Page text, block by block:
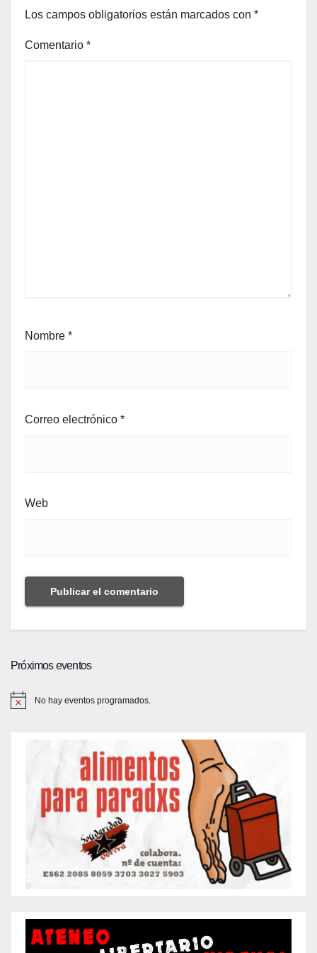
Los campos obligatorios están marcados con *
Comentario *
Nombre *
Correo electrónico *
Web
Próximos eventos
No hay eventos programados.